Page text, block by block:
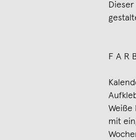
F A R
Weiße
mit